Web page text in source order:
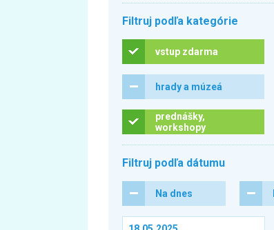
Filtruj podľa kategórie
vstup zdarma
hrady a múzeá
prednášky,
workshopy
Filtruj podľa dátumu
Na dnes